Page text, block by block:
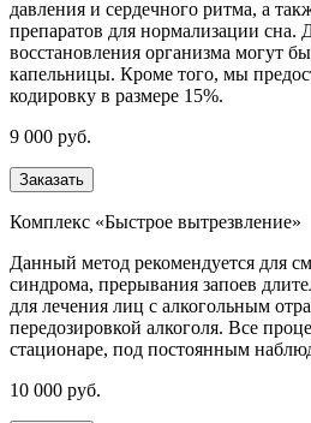
давления и сердечного ритма, а
препаратов для нормализации сна.
восстановления организма могут
капельницы. Кроме того, мы
кодировку в размере 15%.
9 000 руб.
Заказать
Комплекс «Быстрое вытрезвление»
Данный метод рекомендуется для
синдрома, прерывания запоев
для лечения лиц с алкогольным
передозировкой алкоголя. Все
стационаре, под постоянным
10 000 руб.